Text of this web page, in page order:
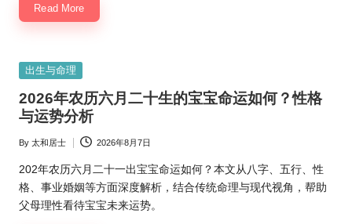
Read More
Posted
出生与命理
2026年农历六月二十生的宝宝命运如何？性格
与运势分析
Posted
by
By 太和居士 2026年8月7日
202年农历六月二十一出宝宝命运如何？本文从八字、五行、性
格、事业婚姻等方面深度解析，结合传统命理与现代视角，帮助
父母理性看待宝宝未来运势。